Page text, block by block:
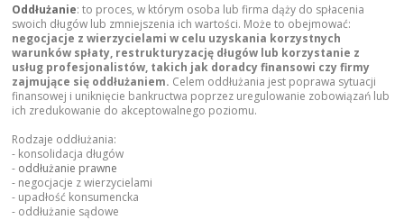
Oddłużanie: to proces, w którym osoba lub firma dąży do spłacenia
swoich długów lub zmniejszenia ich wartości. Może to obejmować:
negocjacje z wierzycielami w celu uzyskania korzystnych
warunków spłaty, restrukturyzację długów lub korzystanie z
usług profesjonalistów, takich jak doradcy finansowi czy firmy
zajmujące się oddłużaniem. Celem oddłużania jest poprawa sytuacji
finansowej i uniknięcie bankructwa poprzez uregulowanie zobowiązań lub
ich zredukowanie do akceptowalnego poziomu.
Rodzaje oddłużania:
- konsolidacja długów
- oddłużanie prawne
- negocjacje z wierzycielami
- upadłość konsumencka
- oddłużanie sądowe